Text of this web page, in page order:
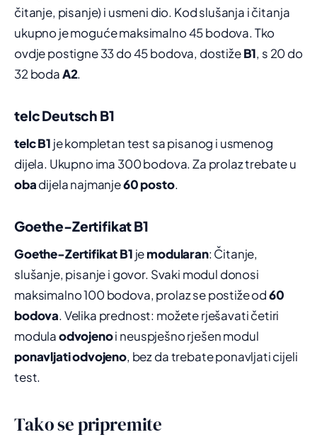
čitanje, pisanje) i usmeni dio. Kod slušanja i čitanja
ukupno je moguće maksimalno 45 bodova. Tko
ovdje postigne 33 do 45 bodova, dostižeB1, s 20 do
32 bodaA2.
telc Deutsch B1
telc B1 je kompletan test sa pisanog i usmenog
dijela. Ukupno ima 300 bodova. Za prolaz trebate u
obadijela najmanje60 posto.
Goethe-Zertifikat B1
Goethe-Zertifikat B1 jemodularan: Čitanje,
slušanje, pisanje i govor. Svaki modul donosi
maksimalno 100 bodova, prolaz se postiže od60
bodova. Velika prednost: možete rješavati četiri
modulaodvojenoi neuspješno rješen modul
ponavljati odvojeno, bez da trebate ponavljati cijeli
test.
Tako se pripremite